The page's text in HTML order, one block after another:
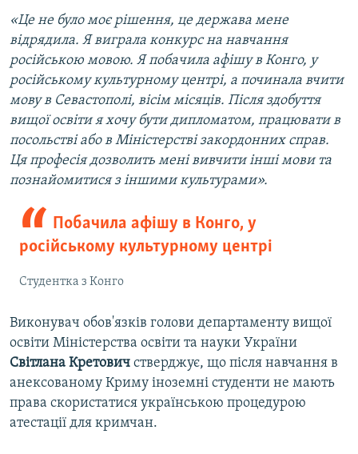
«Це не було моє рішення, це держава мене
відрядила. Я виграла конкурс на навчання
російською мовою. Я побачила афішу в Конго, у
російському культурному центрі, а починала вчити
мову в Севастополі, вісім місяців. Після здобуття
вищої освіти я хочу бути дипломатом, працювати в
посольстві або в Міністерстві закордонних справ.
Ця професія дозволить мені вивчити інші мови та
познайомитися з іншими культурами».
Побачила афішу в Конго, у
російському культурному центрі
Студентка з Конго
Виконувач обов'язків голови департаменту вищої
освіти Міністерства освіти та науки України
Світлана Кретович стверджує, що після навчання в
анексованому Криму іноземні студенти не мають
права скористатися українською процедурою
атестації для кримчан.